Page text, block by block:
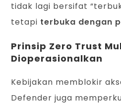
tidak lagi bersifat
tetapi terbuka dengan
Prinsip Zero Trust
Dioperasionalkan
Kebijakan memblokir
Defender juga